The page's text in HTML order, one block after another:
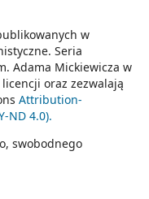
w
Seria
Adama Mickiewicza w
oraz zezwalają
Attribution-
ND 4.0).
swobodnego